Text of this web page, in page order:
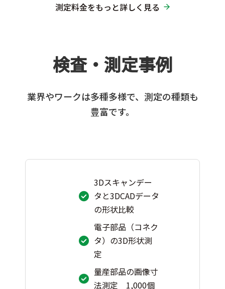
測定料金をもっと詳しく見る
検査・測定事例
業界やワークは多種多様で、 測定の種類も
豊富です。
3Dスキャンデー
タと3DCADデータ
の形状比較
電子部品（コネク
タ）の3D形状測
定
量産部品の画像寸
法測定 1,000個